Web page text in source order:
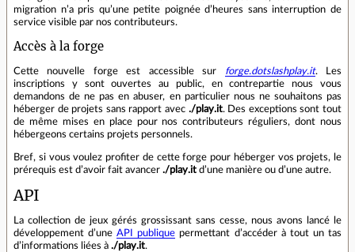
migration n’a pris qu’une petite poignée d’heures sans interruption de
service visible par nos contributeurs.
Accès à la forge
Cette nouvelle forge est accessible sur forge.dotslashplay.it. Les
inscriptions y sont ouvertes au public, en contrepartie nous vous
demandons de ne pas en abuser, en particulier nous ne souhaitons pas
héberger de projets sans rapport avec ./play.it. Des exceptions sont tout
de même mises en place pour nos contributeurs réguliers, dont nous
hébergeons certains projets personnels.
Bref, si vous voulez profiter de cette forge pour héberger vos projets, le
prérequis est dʼavoir fait avancer ./play.it dʼune manière ou dʼune autre.
API
La collection de jeux gérés grossissant sans cesse, nous avons lancé le
développement d’uneAPI publique permettant d’accéder à tout un tas
d’informations liées à ./play.it.